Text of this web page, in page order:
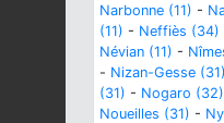
Narbonne (11) -
(11) - Neffiès (34)
Névian (11) -
- Nizan-Gesse (31)
(31) - Nogaro (32)
Noueilles (31) -